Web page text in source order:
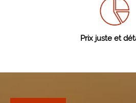
Prix juste et